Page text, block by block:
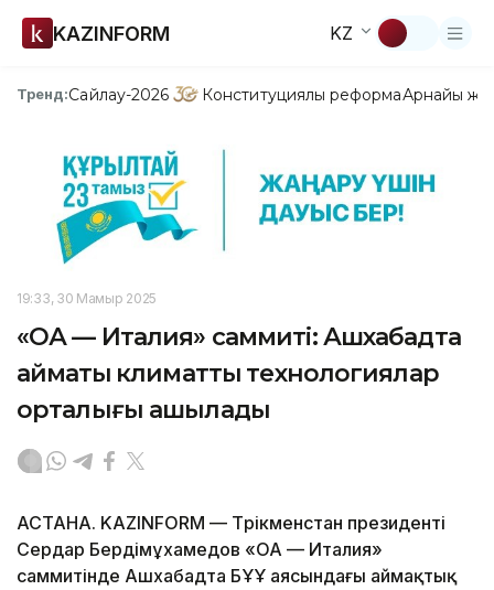
KAZINFORM KZ
Тренд:Сайлау-2026 Конституциялық реформаАрнайы
19:33, 30 Мамыр 2025
«ОА — Италия» саммиті: Ашхабадта
аймақтық климаттық технологиялар
орталығы ашылады
АСТАНА. KAZINFORM — Түрікменстан президенті
Сердар Бердімұхамедов «ОА — Италия»
саммитінде Ашхабадта БҰҰ аясындағы аймақтық